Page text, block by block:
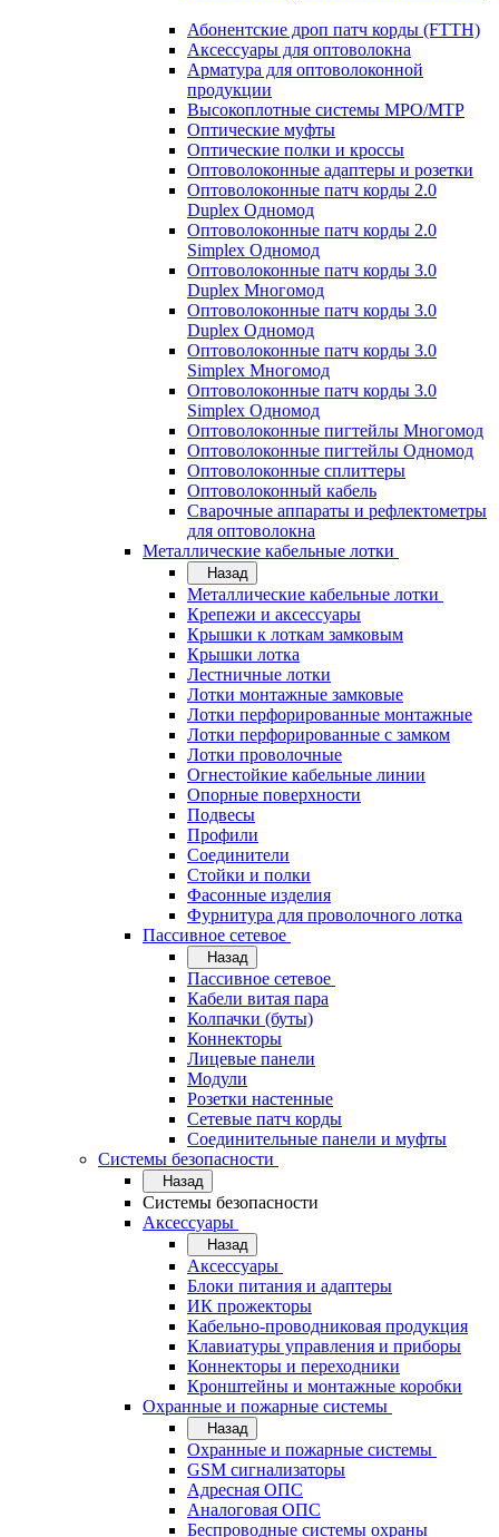
Абонентские дроп патч корды (FTTH)
Аксессуары для оптоволокна
Арматура для оптоволоконной
продукции
Высокоплотные системы MPO/MTP
Оптические муфты
Оптические полки и кроссы
Оптоволоконные адаптеры и розетки
Оптоволоконные патч корды 2.0
Duplex Одномод
Оптоволоконные патч корды 2.0
Simplex Одномод
Оптоволоконные патч корды 3.0
Duplex Многомод
Оптоволоконные патч корды 3.0
Duplex Одномод
Оптоволоконные патч корды 3.0
Simplex Многомод
Оптоволоконные патч корды 3.0
Simplex Одномод
Оптоволоконные пигтейлы Многомод
Оптоволоконные пигтейлы Одномод
Оптоволоконные сплиттеры
Оптоволоконный кабель
Сварочные аппараты и рефлектометры
для оптоволокна
Металлические кабельные лотки
Назад
Металлические кабельные лотки
Крепежи и аксессуары
Крышки к лоткам замковым
Крышки лотка
Лестничные лотки
Лотки монтажные замковые
Лотки перфорированные монтажные
Лотки перфорированные с замком
Лотки проволочные
Огнестойкие кабельные линии
Опорные поверхности
Подвесы
Профили
Соединители
Стойки и полки
Фасонные изделия
Фурнитура для проволочного лотка
Пассивное сетевое
Назад
Пассивное сетевое
Кабели витая пара
Колпачки (буты)
Коннекторы
Лицевые панели
Модули
Розетки настенные
Сетевые патч корды
Соединительные панели и муфты
Системы безопасности
Назад
Системы безопасности
Аксессуары
Назад
Аксессуары
Блоки питания и адаптеры
ИК прожекторы
Кабельно-проводниковая продукция
Клавиатуры управления и приборы
Коннекторы и переходники
Кронштейны и монтажные коробки
Охранные и пожарные системы
Назад
Охранные и пожарные системы
GSM сигнализаторы
Адресная ОПС
Аналоговая ОПС
Беспроводные системы охраны